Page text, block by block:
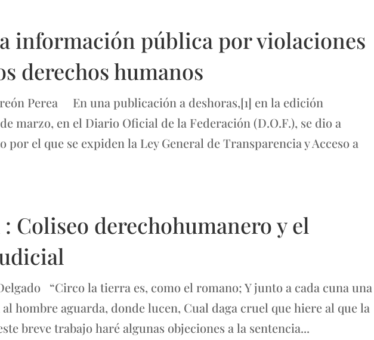
información pública por violaciones
derechos humanos
Perea En una publicación a deshoras,[1] en la edición
marzo, en el Diario Oficial de la Federación (D.O.F.), se dio a
por el que se expiden la Ley General de Transparencia y Acceso a
: Coliseo derechohumanero y el
“Circo la tierra es, como el romano; Y junto a cada cuna una
hombre aguarda, donde lucen, Cual daga cruel que hiere al que la
breve trabajo haré algunas objeciones a la sentencia...